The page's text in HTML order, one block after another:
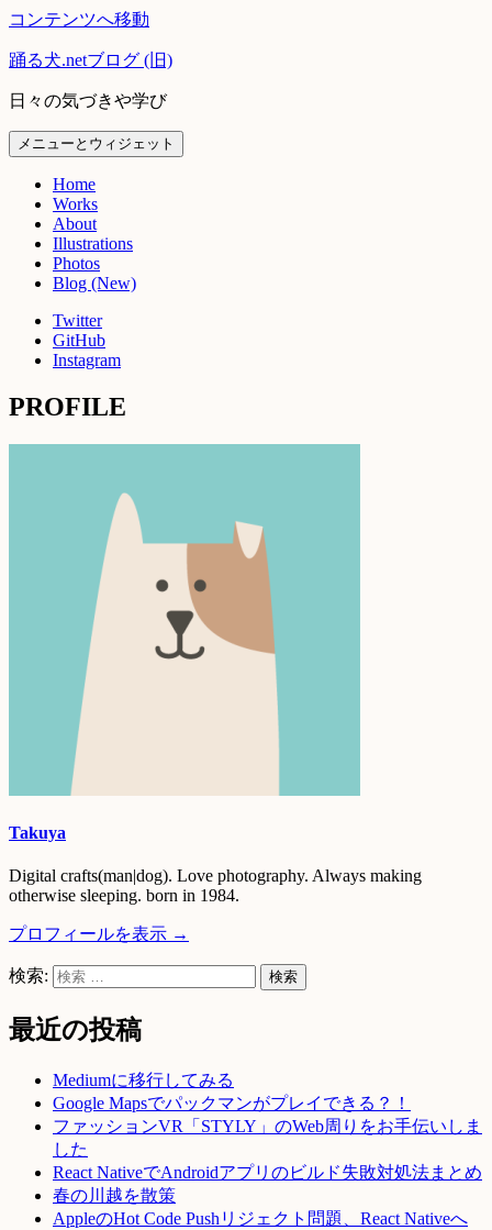
コンテンツへ移動
踊る犬.netブログ (旧)
日々の気づきや学び
メニューとウィジェット
Home
Works
About
Illustrations
Photos
Blog (New)
Twitter
GitHub
Instagram
PROFILE
Takuya
Digital crafts(man|dog). Love photography. Always making
otherwise sleeping. born in 1984.
プロフィールを表示 →
検索:
最近の投稿
Mediumに移行してみる
Google Mapsでパックマンがプレイできる？！
ファッションVR「STYLY」のWeb周りをお手伝いしま
した
React NativeでAndroidアプリのビルド失敗対処法まとめ
春の川越を散策
AppleのHot Code Pushリジェクト問題、React Nativeへ